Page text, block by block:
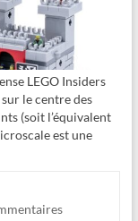
LEGO Insiders
le centre des
(soit l’équivalent
est une